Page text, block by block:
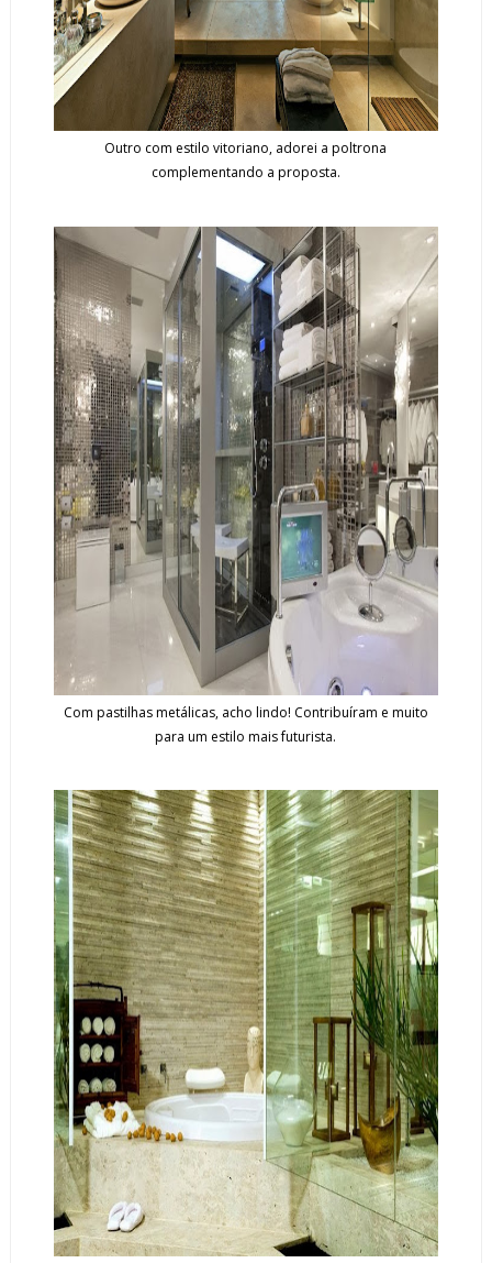
Outro com estilo vitoriano, adorei a poltrona
complementando a proposta.
Com pastilhas metálicas, acho lindo! Contribuíram e muito
para um estilo mais futurista.